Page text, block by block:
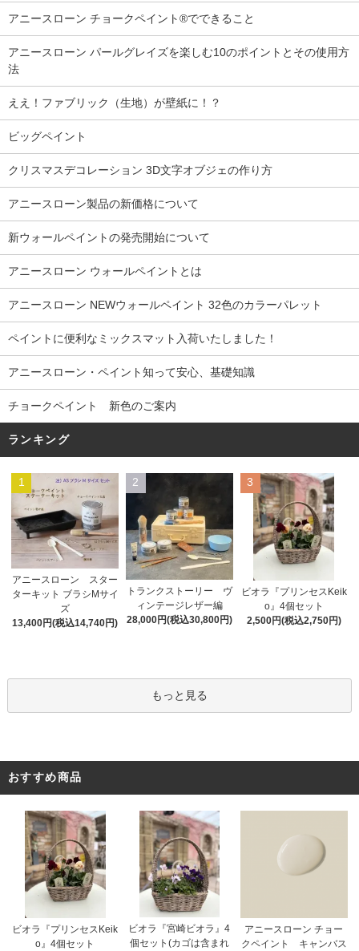
アニースローン チョークペイント®でできること
アニースローン パールグレイズを楽しむ10のポイントとその使用方
法
ええ！ファブリック（生地）が壁紙に！？
ビッグペイント
クリスマスデコレーション 3D文字オブジェの作り方
アニースローン製品の新価格について
新ウォールペイントの発売開始について
アニースローン ウォールペイントとは
アニースローン NEWウォールペイント 32色のカラーパレット
ペイントに便利なミックスマット入荷いたしました！
アニースローン・ペイント知って安心、基礎知識
チョークペイント 新色のご案内
ランキング
1
アニースローン スター
ターキット ブラシMサイ
ズ
13,400円(税込14,740円)
2
トランクストーリー ヴ
ィンテージレザー編
28,000円(税込30,800円)
3
ビオラ『プリンセスKeik
o』4個セット
2,500円(税込2,750円)
もっと見る
おすすめ商品
ビオラ『プリンセスKeik
o』4個セット
ビオラ『宮崎ビオラ』4
個セット(カゴは含まれ
アニースローン チョー
クペイント キャンバス